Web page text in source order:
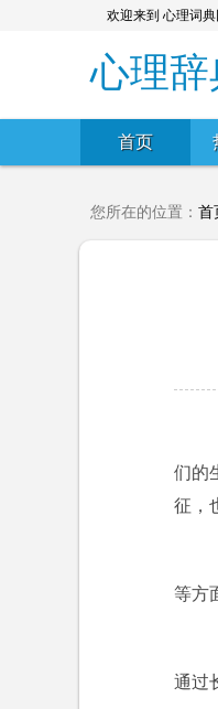
欢迎来到 心理词
心理辞
首页
您所在的位置： 首
们的
征，
等方
通过